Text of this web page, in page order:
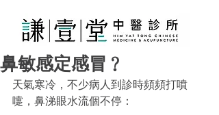
鼻敏感定感冒﹖
天氣寒冷，不少病人到診時頻頻打噴
嚏，鼻涕眼水流個不停：